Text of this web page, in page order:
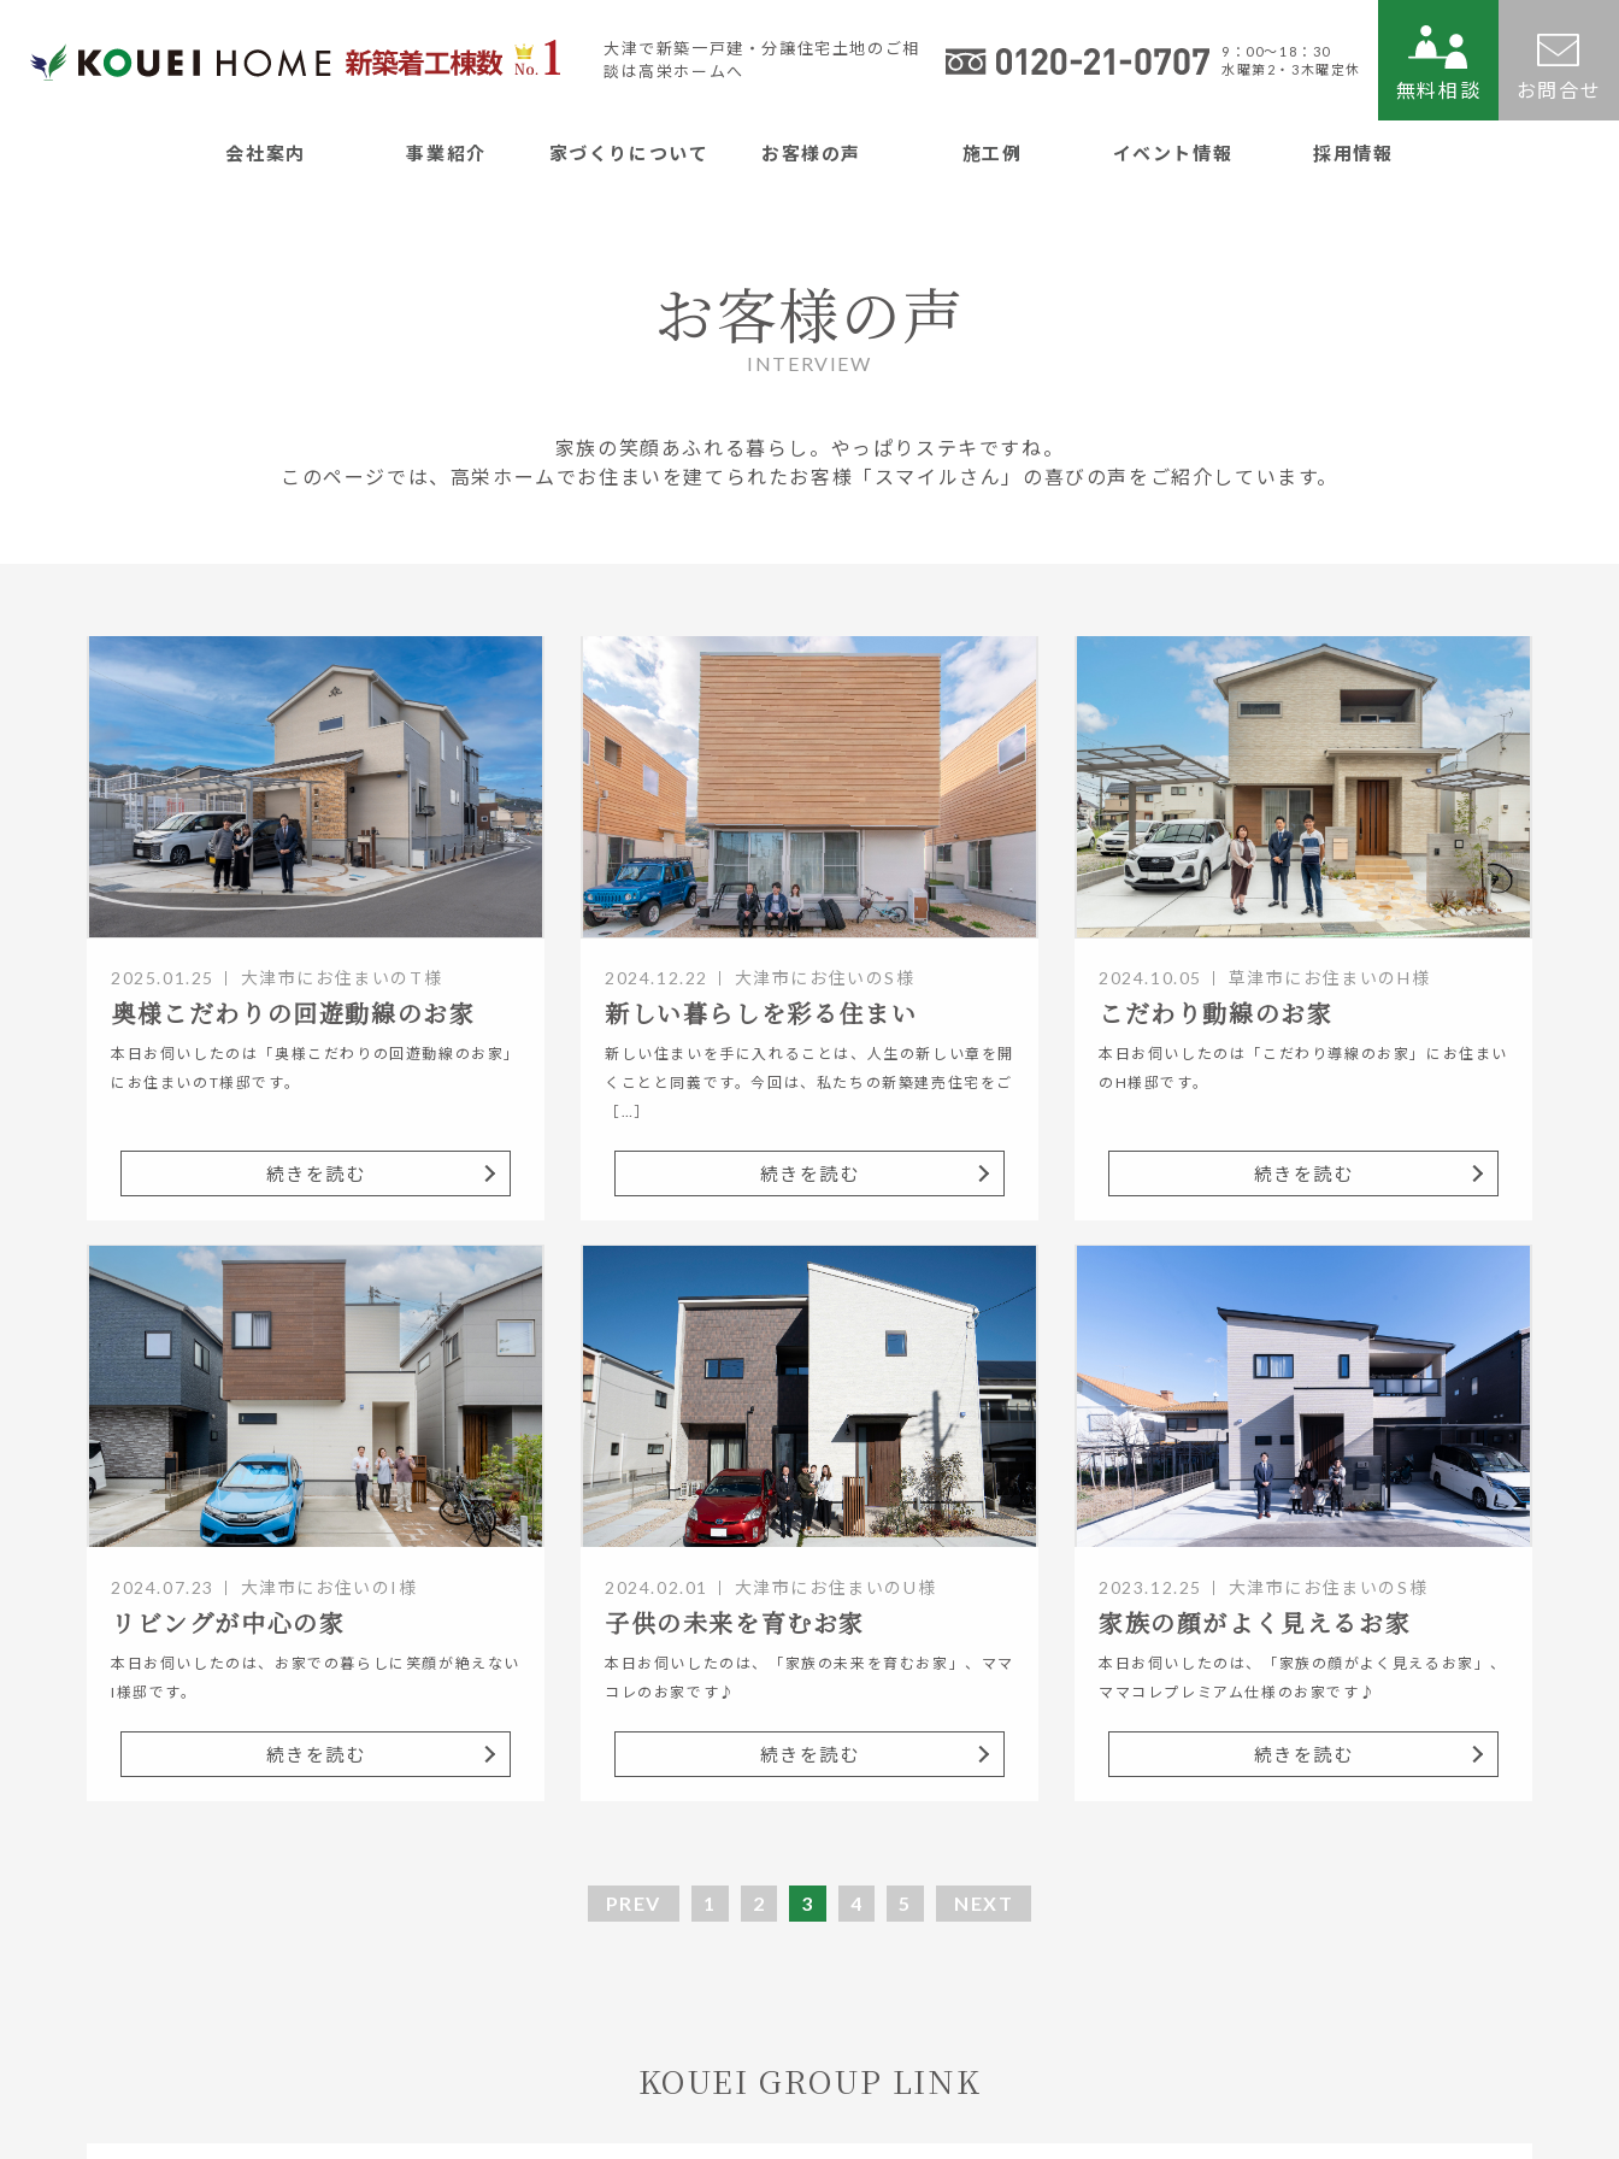
大津で新築一戸建・分譲住宅土地のご相
談は高栄ホームへ
9：00〜18：30
水曜第2・3木曜定休
無料相談 お問合せ
会社案内 事業紹介 家づくりについて お客様の声 施工例 イベント情報 採用情報
お客様の声
INTERVIEW
家族の笑顔あふれる暮らし。やっぱりステキですね。
このページでは、高栄ホームでお住まいを建てられたお客様「スマイルさん」の喜びの声をご紹介しています。
2025.01.25 大津市にお住まいのT様
奥様こだわりの回遊動線のお家
本日お伺いしたのは「奥様こだわりの回遊動線のお家」
にお住まいのT様邸です。
続きを読む
2024.12.22 大津市にお住いのS様
新しい暮らしを彩る住まい
新しい住まいを手に入れることは、人生の新しい章を開
くことと同義です。今回は、私たちの新築建売住宅をご
［…］
続きを読む
2024.10.05 草津市にお住まいのH様
こだわり動線のお家
本日お伺いしたのは「こだわり導線のお家」にお住まい
のH様邸です。
続きを読む
2024.07.23 大津市にお住いのI様
リビングが中心の家
本日お伺いしたのは、お家での暮らしに笑顔が絶えない
I様邸です。
続きを読む
2024.02.01 大津市にお住まいのU様
子供の未来を育むお家
本日お伺いしたのは、「家族の未来を育むお家」、ママ
コレのお家です♪
続きを読む
2023.12.25 大津市にお住まいのS様
家族の顔がよく見えるお家
本日お伺いしたのは、「家族の顔がよく見えるお家」、
ママコレプレミアム仕様のお家です♪
続きを読む
PREV 1 2 3 4 5 NEXT
KOUEI GROUP LINK